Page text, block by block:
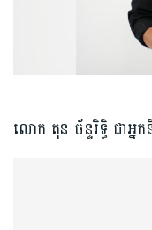
លោក តុន ច័ន្ទរិទ្ធិ ជាអ្នក